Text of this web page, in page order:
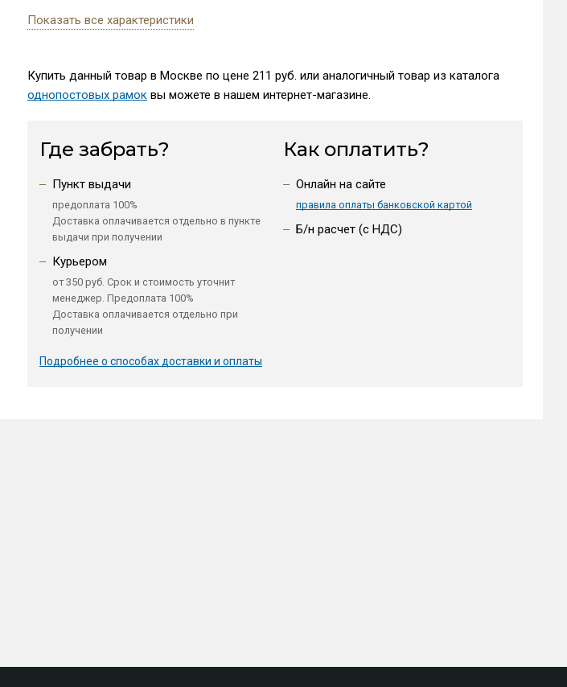
Показать все характеристики
Купить данный товар в Москве по цене 211 руб. или аналогичный товар из каталога
однопостовых рамок вы можете в нашем интернет-магазине.
Где забрать?
Пункт выдачи
предоплата 100%
Доставка оплачивается отдельно в пункте
выдачи при получении
Курьером
от 350 руб. Срок и стоимость уточнит
менеджер. Предоплата 100%
Доставка оплачивается отдельно при
получении
Подробнее о способах доставки и оплаты
Как оплатить?
Онлайн на сайте
правила оплаты банковской картой
Б/н расчет (c НДС)